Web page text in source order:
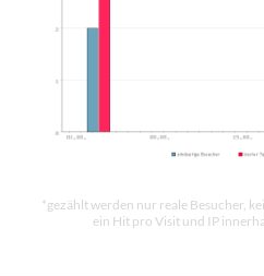
*gezählt werden nur reale Besucher,
ein Hit pro Visit und IP